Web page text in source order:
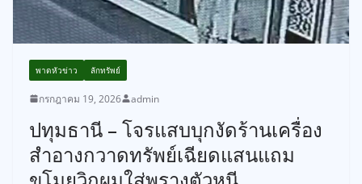
พาดหัวข่าว ลักทรัพย์
กรกฎาคม 19, 2026 admin
ปทุมธานี – โจรแสบบุกงัดร้านเครื่อง
สำอางกวาดทรัพย์เฉียดแสนแถม